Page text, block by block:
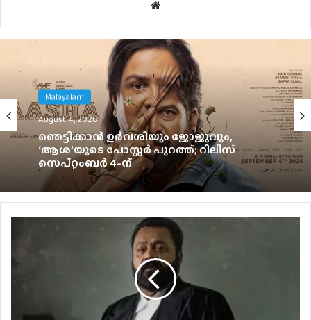
Malayalam
August 4, 2026
ഞെട്ടിക്കാൻ ഉർവശിയും ജോജുവും,
‘ആശ’യുടെ പോസ്റ്റർ പുറത്ത്; റിലീസ്
സെപ്റ്റംബർ 4-ന്
Tamil
August 4, 2026
300 കോടി കടന്ന് ജനനായകൻ.